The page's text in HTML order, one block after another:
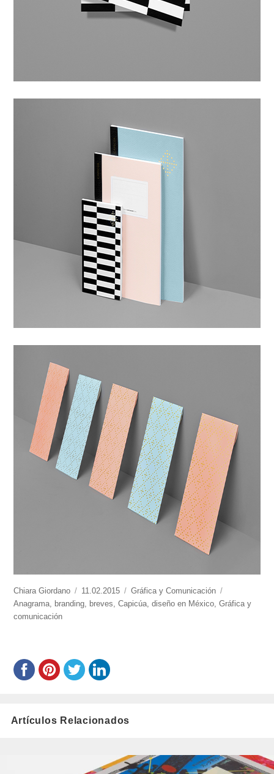
https://www.experimenta.es/author/chiara-
giordano/
Chiara Giordano
Publicado
el
11.02.2015 Categorías
Gráfica y Comunicación
Anagrama
branding breves ,Capicúa ,diseño en México ,Gráfica y
comunicación
Artículos Relacionados